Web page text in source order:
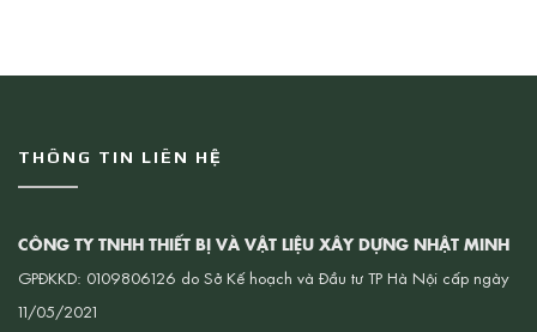
THÔNG TIN LIÊN HỆ
CÔNG TY TNHH THIẾT BỊ VÀ VẬT LIỆU XÂY DỰNG NHẬT MINH
GPĐKKD: 0109806126 do Sở Kế hoạch và Đầu tư TP Hà Nội cấp ngày
11/05/2021